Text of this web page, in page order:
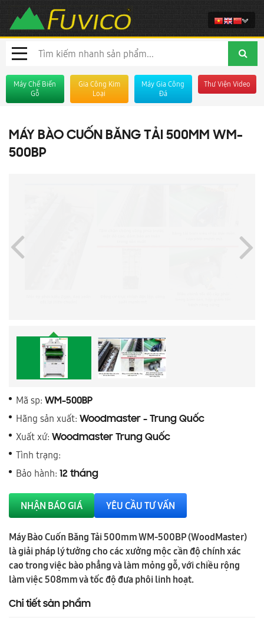
Máy Chế Biến
Gỗ
Gia Công Kim
Loại
Máy Gia Công
Đá
Thư Viện Video
MÁY BÀO CUỐN BĂNG TẢI 500MM WM-
500BP
Mã sp: WM-500BP
Hãng sản xuất: Woodmaster - Trung Quốc
Xuất xứ: Woodmaster Trung Quốc
Tình trạng:
Bảo hành: 12 tháng
NHẬN BÁO GIÁ YÊU CẦU TƯ VẤN
Máy Bào Cuốn Băng Tải 500mm WM-500BP (WoodMaster)
là giải pháp lý tưởng cho các xưởng mộc cần độ chính xác
cao trong việc bào phẳng và làm mỏng gỗ, với chiều rộng
làm việc 508mm và tốc độ đưa phôi linh hoạt.
Chi tiết sản phẩm